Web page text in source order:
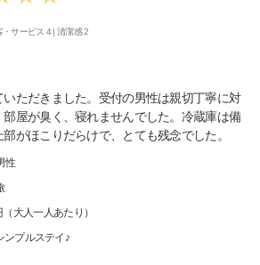
・サービス 4 |清潔感 2
ただきました。受付の男性は親切丁寧に対
屋が臭く、寝れませんでした。冷蔵庫は備
がほこりだらけで、とても残念でした。
性
大人一人あたり）
ンプルステイ♪